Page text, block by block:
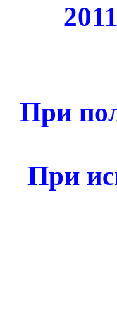
При
При